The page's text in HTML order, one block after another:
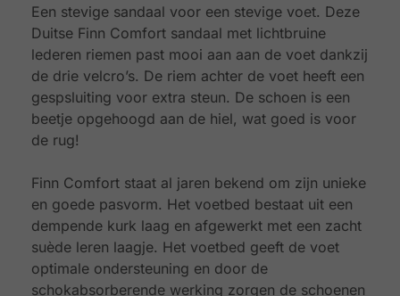
Een stevige sandaal voor een stevige voet. Deze
Duitse Finn Comfort sandaal met lichtbruine
lederen riemen past mooi aan aan de voet dankzij
de drie velcro’s. De riem achter de voet heeft een
gespsluiting voor extra steun. De schoen is een
beetje opgehoogd aan de hiel, wat goed is voor
de rug!
Finn Comfort staat al jaren bekend om zijn unieke
en goede pasvorm. Het voetbed bestaat uit een
dempende kurk laag en afgewerkt met een zacht
suède leren laagje. Het voetbed geeft de voet
optimale ondersteuning en door de
schokabsorberende werking zorgen de schoenen